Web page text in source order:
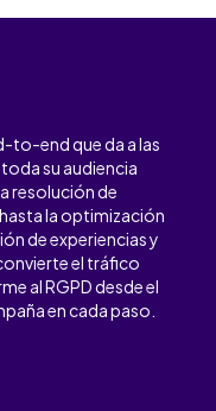
to-end que da a las
su audiencia
resolución de
la optimización
de experiencias y
el tráfico
al RGPD desde el
en cada paso.